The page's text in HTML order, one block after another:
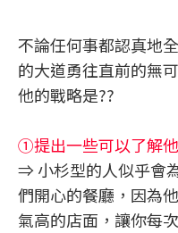
不論任何事都認真地
的大道勇往直前的無
他的戰略是??
①提出一些可以了解
⇒ 小杉型的人似乎會
們開心的餐廳，因為
氣高的店面，讓你每